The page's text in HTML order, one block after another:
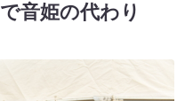
音姫の代わり